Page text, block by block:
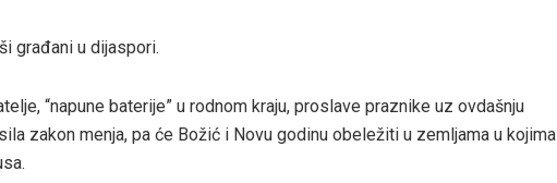
građani u dijaspori.
“napune baterije” u rodnom kraju, proslave praznike uz ovdašnju
zakon menja, pa će Božić i Novu godinu obeležiti u zemljama u kojima